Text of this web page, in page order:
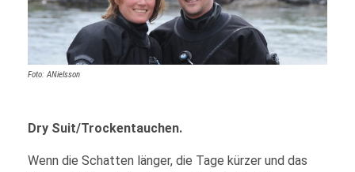
Foto: ANielsson
Dry Suit/Trockentauchen.
Wenn die Schatten länger, die Tage kürzer und das